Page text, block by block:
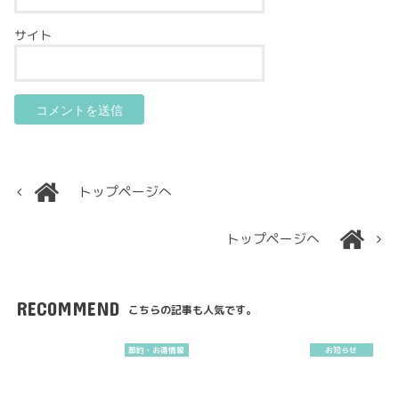
サイト
トップページへ
トップページへ
RECOMMEND こちらの記事も人気です。
節約・お得情報 お知らせ